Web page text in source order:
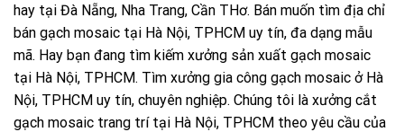
hay tại Đà Nẵng, Nha Trang, Cần THơ. Bán muốn tìm địa chỉ
bán gạch mosaic tại Hà Nội, TPHCM uy tín, đa dạng mẫu
mã. Hay bạn đang tìm kiếm xưởng sản xuất gạch mosaic
tại Hà Nội, TPHCM. Tìm xưởng gia công gạch mosaic ở Hà
Nội, TPHCM uy tín, chuyên nghiệp. Chúng tôi là xưởng cắt
gạch mosaic trang trí tại Hà Nội, TPHCM theo yêu cầu của